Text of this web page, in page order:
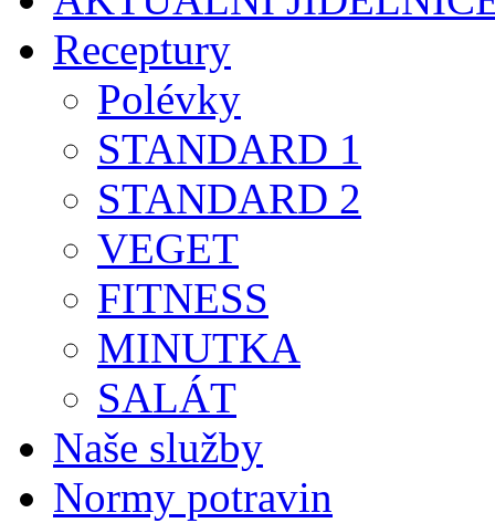
Receptury
Polévky
STANDARD 1
STANDARD 2
VEGET
FITNESS
MINUTKA
SALÁT
Naše služby
Normy potravin